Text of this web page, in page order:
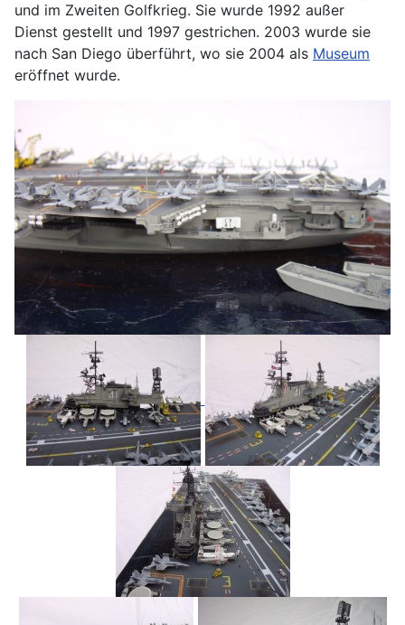
und im Zweiten Golfkrieg. Sie wurde 1992 außer
Dienst gestellt und 1997 gestrichen. 2003 wurde sie
nach San Diego überführt, wo sie 2004 als Museum
eröffnet wurde.